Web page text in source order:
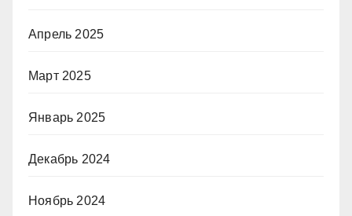
Апрель 2025
Март 2025
Январь 2025
Декабрь 2024
Ноябрь 2024